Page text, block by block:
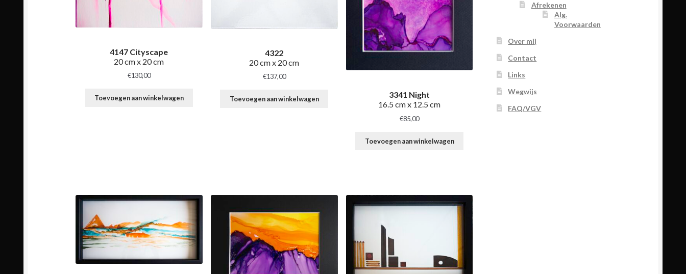
4147 Cityscape
20 cm x 20 cm
€130,00
Toevoegen aan winkelwagen
4322
20 cm x 20 cm
€137,00
Toevoegen aan winkelwagen
3341 Night
16.5 cm x 12.5 cm
€85,00
Toevoegen aan winkelwagen
Afrekenen
Alg.
Voorwaarden
Over mij
Contact
Links
Wegwijs
FAQ/VGV